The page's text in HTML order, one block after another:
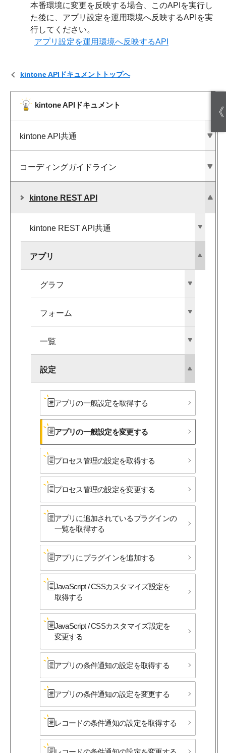
kintone APIドキュメントトップへ
kintone APIドキュメント
kintone API共通
コーディングガイドライン
kintone REST API
kintone REST API共通
アプリ
グラフ
フォーム
一覧
設定
アプリの​一般設定を​取得する
アプリの​一般設定を​変更する
プロセス管理の​設定を​取得する
プロセス管理の​設定を​変更する
アプリに​追加されている​プラグインの​
一覧を​取得する
アプリに​プラグインを​追加する
JavaScript / CSSカスタマイズ設定を​
取得する
JavaScript / CSSカスタマイズ設定を​
変更する
アプリの​条件通知の​設定を​取得する
アプリの​条件通知の​設定を​変更する
レコードの​条件通知の​設定を​取得する
本番環境に変更を反映する場合、このAPIを実行し
た後に、アプリ設定を運用環境へ反映するAPIを実
行してください。
アプリ設定を運用環境へ反映するAPI
《